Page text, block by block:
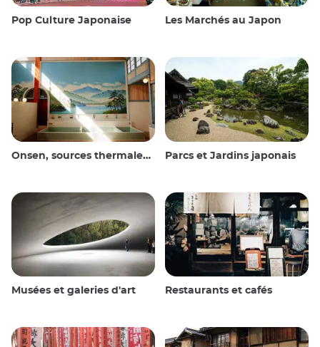
Pop Culture Japonaise Les Marchés au Japon
Onsen, sources thermales et bains publics Parcs et Jardins japonais
Musées et galeries d'art Restaurants et cafés